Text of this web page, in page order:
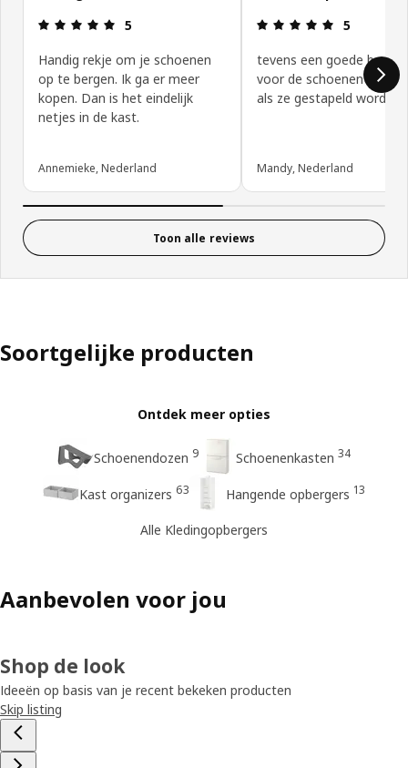
Review: 5 van 5 sterren.
5
Handig rekje om je schoenen
op te bergen. Ik ga er meer
kopen. Dan is het eindelijk
netjes in de kast.
Annemieke, Nederland
Review: 5
5
tevens een goede
voor de schoenen
als ze gestapeld worden)
Mandy, Nederland
Toon alle reviews
Soortgelijke producten
Ontdek meer opties
Schoenendozen 9 Schoenenkasten 34
Kast organizers 63 Hangende opbergers 13
Alle Kledingopbergers
Aanbevolen voor jou
Shop de look
Ideeën op basis van je recent bekeken producten
Skip listing